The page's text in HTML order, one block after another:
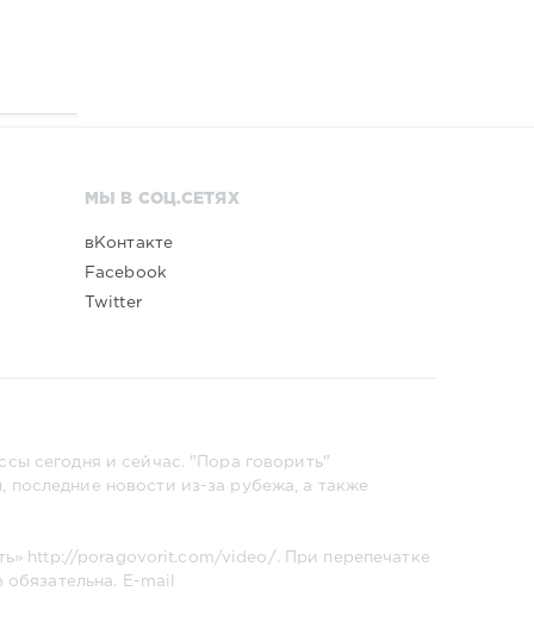
МЫ В СОЦ.СЕТЯХ
вКонтакте
Facebook
Twitter
сегодня и сейчас. "Пора говорить"
новости из-за рубежа, а также
http://poragovorit.com/video/
. При перепечатке
обязательна. E-mail